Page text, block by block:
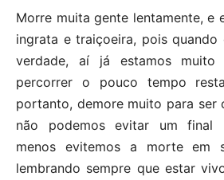
Morre muita gente lentamente, e
ingrata e traiçoeira, pois quando
verdade, aí já estamos muito
percorrer o pouco tempo
portanto, demore muito para ser
não podemos evitar um final
menos evitemos a morte em
lembrando sempre que estar